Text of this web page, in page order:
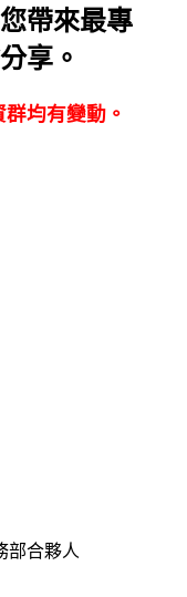
帶來最專
享。
均有變動。
部合夥人